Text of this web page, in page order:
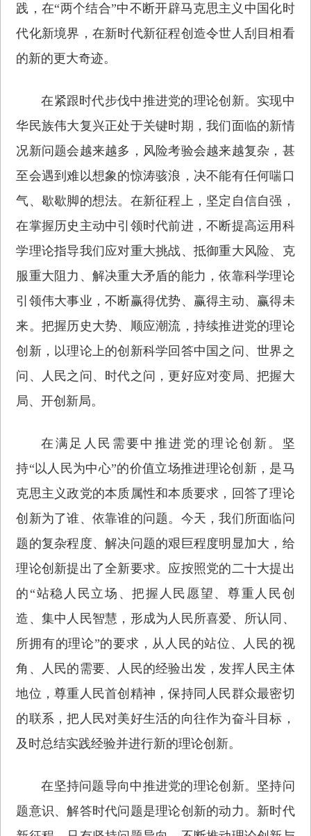
践，在“两个结合”中不断开辟马克思主义中国化时
代化新境界，在新时代新征程创造令世人刮目相看
的新的更大奇迹。
在紧跟时代步伐中推进党的理论创新。实现中
华民族伟大复兴正处于关键时期，我们面临的新情
况新问题会越来越多，风险考验会越来越复杂，甚
至会遇到难以想象的惊涛骇浪，决不能有任何喘口
气、歇歇脚的想法。在新征程上，坚定自信自强，
在掌握历史主动中引领时代前进，不断提高运用科
学理论指导我们应对重大挑战、抵御重大风险、克
服重大阻力、解决重大矛盾的能力，依靠科学理论
引领伟大事业，不断赢得优势、赢得主动、赢得未
来。把握历史大势、顺应潮流，持续推进党的理论
创新，以理论上的创新科学回答中国之问、世界之
问、人民之问、时代之问，更好应对变局、把握大
局、开创新局。
在满足人民需要中推进党的理论创新。坚
持“以人民为中心”的价值立场推进理论创新，是马
克思主义政党的本质属性和本质要求，回答了理论
创新为了谁、依靠谁的问题。今天，我们所面临问
题的复杂程度、解决问题的艰巨程度明显加大，给
理论创新提出了全新要求。应按照党的二十大提出
的“站稳人民立场、把握人民愿望、尊重人民创
造、集中人民智慧，形成为人民所喜爱、所认同、
所拥有的理论”的要求，从人民的站位、人民的视
角、人民的需要、人民的经验出发，发挥人民主体
地位，尊重人民首创精神，保持同人民群众最密切
的联系，把人民对美好生活的向往作为奋斗目标，
及时总结实践经验并进行新的理论创新。
在坚持问题导向中推进党的理论创新。坚持问
题意识、解答时代问题是理论创新的动力。新时代